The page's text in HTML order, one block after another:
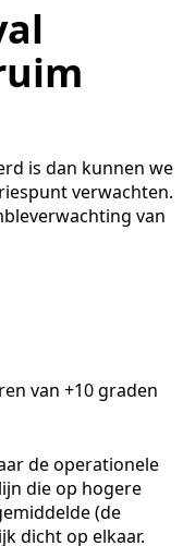
is dan kunnen we
verwachten.
van
van +10 graden
de operationele
die op hogere
(de
dicht op elkaar.